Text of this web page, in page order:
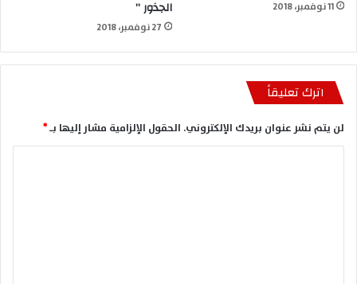
11 نوفمبر، 2018 الجذور ”
27 نوفمبر، 2018
اترك تعليقاً
لن يتم نشر عنوان بريدك الإلكتروني. الحقول الإلزامية مشار إليها بـ*